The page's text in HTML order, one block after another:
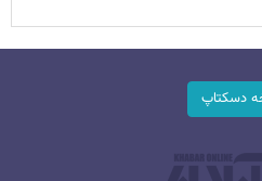
دسکتاپ